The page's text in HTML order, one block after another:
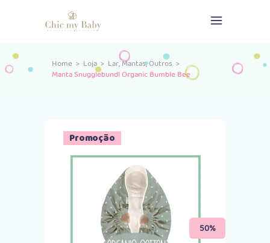
Home > Loja> Lar,Mantas,Outros >
Manta Snugglebundl Organic Bumble Bee
Promoção
50%